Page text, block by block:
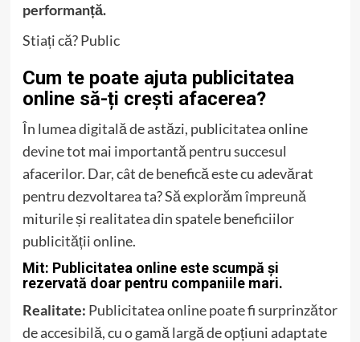
performanță.
Stiați că? Public
Cum te poate ajuta publicitatea
online să-ți crești afacerea?
În lumea digitală de astăzi, publicitatea online
devine tot mai importantă pentru succesul
afacerilor. Dar, cât de benefică este cu adevărat
pentru dezvoltarea ta? Să explorăm împreună
miturile și realitatea din spatele beneficiilor
publicității online.
Mit: Publicitatea online este scumpă și
rezervată doar pentru companiile mari.
Realitate: Publicitatea online poate fi surprinzător
de accesibilă, cu o gamă largă de opțiuni adaptate